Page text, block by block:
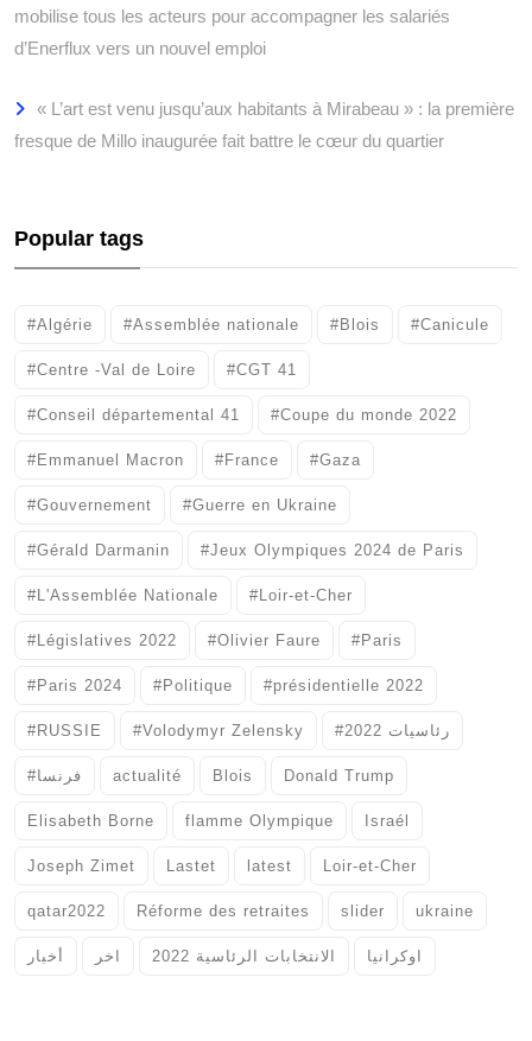
mobilise tous les acteurs pour accompagner les salariés
d’Enerflux vers un nouvel emploi
« L’art est venu jusqu’aux habitants à Mirabeau » : la première
fresque de Millo inaugurée fait battre le cœur du quartier
Popular tags
#Algérie #Assemblée nationale #Blois #Canicule
#Centre -Val de Loire #CGT 41
#Conseil départemental 41 #Coupe du monde 2022
#Emmanuel Macron #France #Gaza
#Gouvernement #Guerre en Ukraine
#Gérald Darmanin #Jeux Olympiques 2024 de Paris
#L'Assemblée Nationale #Loir-et-Cher
#Législatives 2022 #Olivier Faure #Paris
#Paris 2024 #Politique #présidentielle 2022
#RUSSIE #Volodymyr Zelensky #رئاسيات 2022
#فرنسا actualité Blois Donald Trump
Elisabeth Borne flamme Olympique Israél
Joseph Zimet Lastet latest Loir-et-Cher
qatar2022 Réforme des retraites slider ukraine
أخبار اخر الانتخابات الرئاسية 2022 اوكرانيا